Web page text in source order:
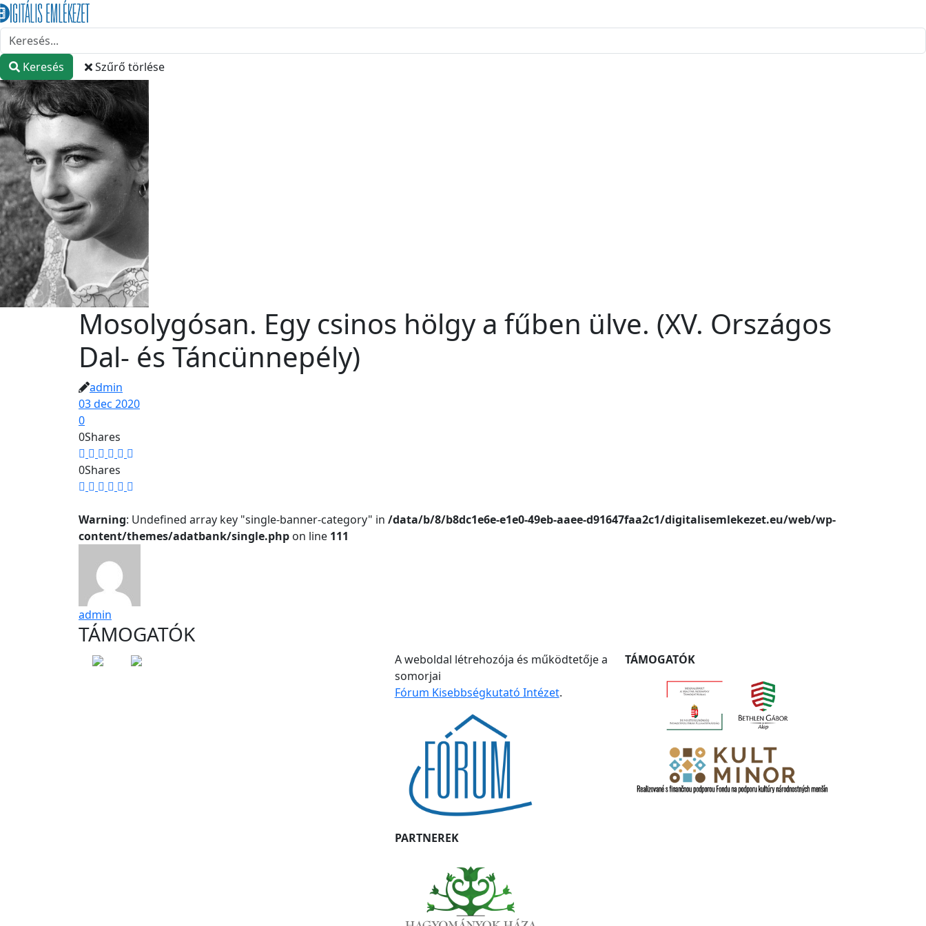
Keresés Szűrő törlése
Mosolygósan. Egy csinos hölgy a fűben ülve. (XV. Országos
Dal- és Táncünnepély)
admin
03 dec 2020
0
0Shares
0Shares
Warning: Undefined array key "single-banner-category" in /data/b/8/b8dc1e6e-e1e0-49eb-aaee-d91647faa2c1/digitalisemlekezet.eu/web/wp-
content/themes/adatbank/single.php on line 111
admin
TÁMOGATÓK
A weboldal létrehozója és működtetője a
somorjai
Fórum Kisebbségkutató Intézet.
PARTNEREK
TÁMOGATÓK